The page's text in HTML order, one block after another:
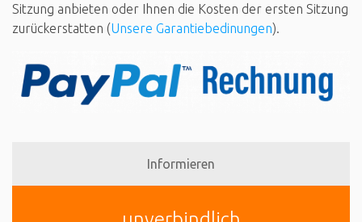
Sitzung anbieten oder Ihnen die Kosten der ersten Sitzung
zurückerstatten (Unsere Garantiebedinungen).
Informieren